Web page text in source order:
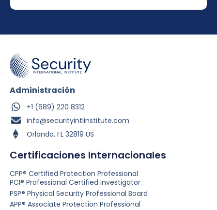
Administración
+1 (689) 220 8312
info@securityintlinstitute.com
Orlando, FL 32819 US
Certificaciones Internacionales
CPP® Certified Protection Professional
PCI® Professional Certified Investigator
PSP® Physical Security Professional Board
APP® Associate Protection Professional